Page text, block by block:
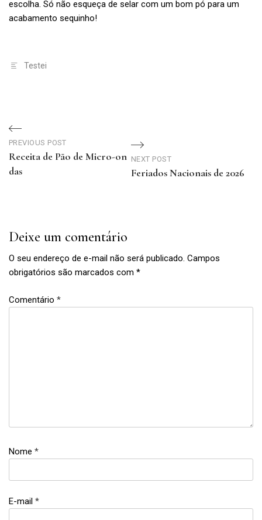
escolha. Só não esqueça de selar com um bom pó para um
acabamento sequinho!
Testei
,
com cor
Navegação
de
PREVIOUS POST
Receita de Pão de Micro-on
das
NEXT POST
Feriados Nacionais de 2026
Deixe um comentário
O seu endereço de e-mail não será publicado. Campos
obrigatórios são marcados com *
Comentário *
Nome *
E-mail *